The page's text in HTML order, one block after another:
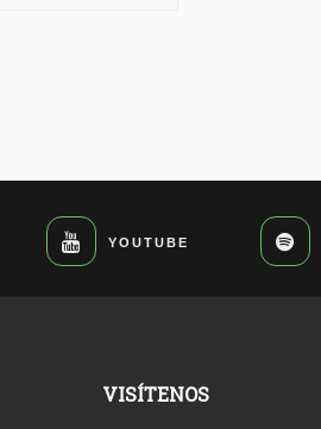
YOUTUBE
VISÍTENOS